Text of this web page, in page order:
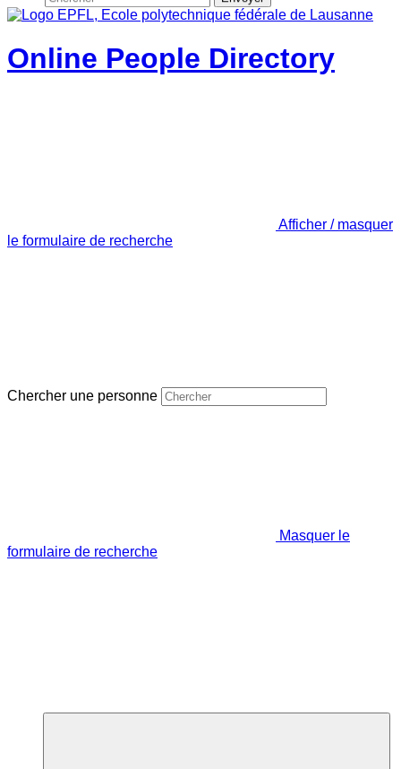
Online People Directory
Afficher / masquer
le formulaire de recherche
Chercher une personne
Masquer le
formulaire de recherche